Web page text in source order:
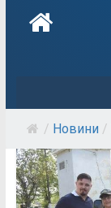
/ Новини /